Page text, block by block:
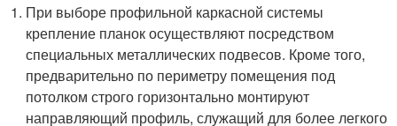
При выборе профильной каркасной системы
крепление планок осуществляют посредством
специальных металлических подвесов. Кроме того,
предварительно по периметру помещения под
потолком строго горизонтально монтируют
направляющий профиль, служащий для более легкого